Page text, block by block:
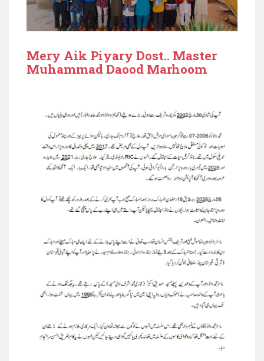
Mery Aik Piyary Dost.. Master
Muhammad Daood Marhoom